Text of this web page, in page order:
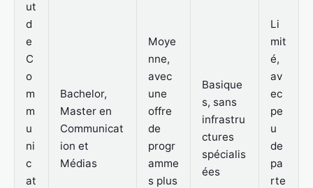
ut
d
e
C
o
m
m
u
ni
c
at
Bachelor,
Master en
Communicat
ion et
Médias
Moye
nne,
avec
une
offre
de
progr
amme
s plus
Basique
s, sans
infrastru
ctures
spécialis
ées
Li
mit
é,
av
ec
pe
u
de
pa
rte